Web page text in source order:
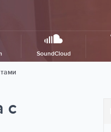
SoundCloud
с